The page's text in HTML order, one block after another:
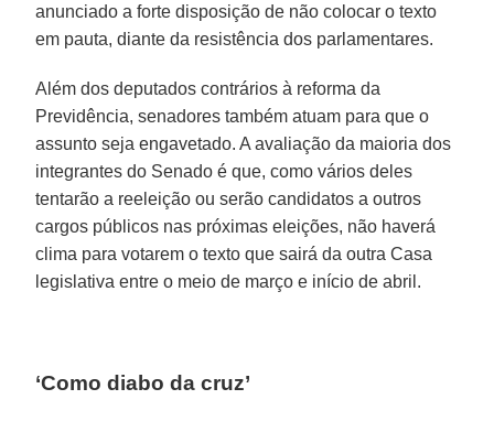
anunciado a forte disposição de não colocar o texto
em pauta, diante da resistência dos parlamentares.
Além dos deputados contrários à reforma da
Previdência, senadores também atuam para que o
assunto seja engavetado. A avaliação da maioria dos
integrantes do Senado é que, como vários deles
tentarão a reeleição ou serão candidatos a outros
cargos públicos nas próximas eleições, não haverá
clima para votarem o texto que sairá da outra Casa
legislativa entre o meio de março e início de abril.
‘Como diabo da cruz’